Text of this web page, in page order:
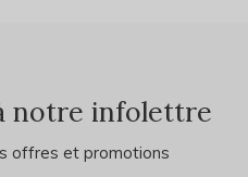
notre infolettre
offres et promotions